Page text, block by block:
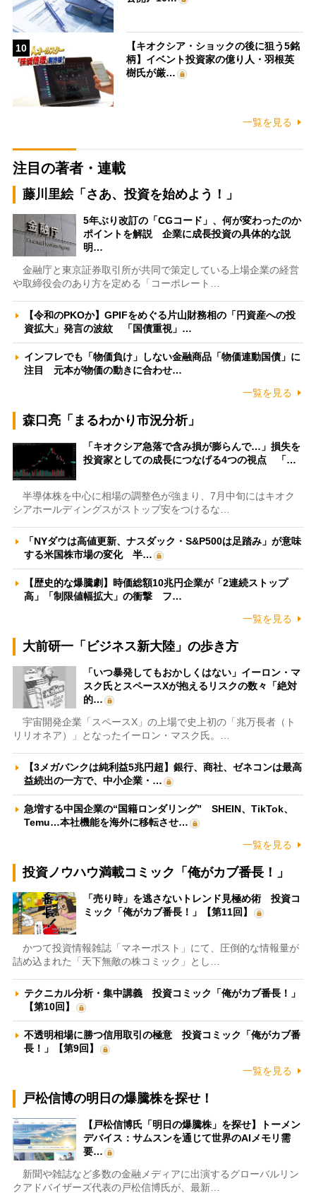
10
【キオクシア・ショックの後に狙う5銘
柄】イベント投資家の億り人・羽根英
樹氏が厳…
一覧を見る
注目の著者・連載
藤川里絵「さあ、投資を始めよう！」
5年ぶり改訂の「CGコード」、何が変わったのか
ポイントを解説 企業に成長投資の具体的な説
明…
金融庁と東京証券取引所が共同で策定している上場企業の経営
や取締役会のあり方を定める「コーポレート…
【令和のPKOか】GPIFをめぐる片山財務相の「円資産への投
資拡大」発言の波紋 「国債重視」…
インフレでも「物価負け」しない金融商品「物価連動国債」に
注目 元本が物価の動きに合わせ…
一覧を見る
森口亮「まるわかり市況分析」
「キオクシア急落で含み損が膨らんで…」損失を
投資家としての成長につなげる4つの視点 「…
半導体株を中心に相場の調整色が強まり、7月中旬にはキオク
シアホールディングスがストップ安をつけるな…
「NYダウは高値更新、ナスダック・S&P500は足踏み」が意味
する米国株市場の変化 半…
【歴史的な爆騰劇】時価総額10兆円企業が「2連続ストップ
高」「制限値幅拡大」の衝撃 フ…
一覧を見る
大前研一「ビジネス新大陸」の歩き方
「いつ暴発してもおかしくはない」イーロン・マ
スク氏とスペースXが抱えるリスクの数々「絶対
的…
宇宙開発企業「スペースX」の上場で史上初の「兆万長者（ト
リリオネア）」となったイーロン・マスク氏。…
【3メガバンクは純利益5兆円超】銀行、商社、ゼネコンは最高
益続出の一方で、中小企業・…
急増する中国企業の“国籍ロンダリング” SHEIN、TikTok、
Temu…本社機能を海外に移転させ…
一覧を見る
投資ノウハウ満載コミック「俺がカブ番長！」
「売り時」を逃さないトレンド見極め術 投資コ
ミック「俺がカブ番長！」【第11回】
かつて投資情報雑誌「マネーポスト」にて、圧倒的な情報量が
詰め込まれた「天下無敵の株コミック」とし…
テクニカル分析・集中講義 投資コミック「俺がカブ番長！」
【第10回】
不透明相場に勝つ信用取引の極意 投資コミック「俺がカブ番
長！」【第9回】
一覧を見る
戸松信博の明日の爆騰株を探せ！
【戸松信博氏「明日の爆騰株」を探せ】トーメン
デバイス：サムスンを通じて世界のAIメモリ需
要…
新聞や雑誌など多数の金融メディアに出演するグローバルリン
クアドバイザーズ代表の戸松信博氏が、最新…